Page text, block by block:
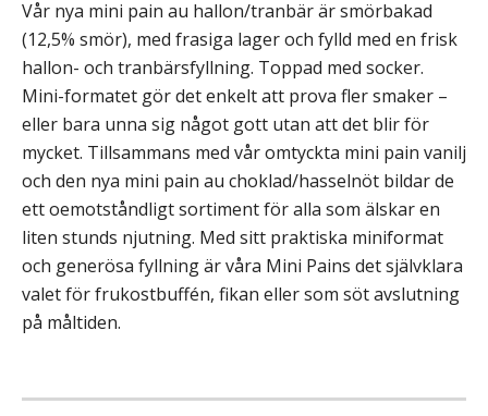
Vår nya mini pain au hallon/tranbär är smörbakad
(12,5% smör), med frasiga lager och fylld med en frisk
hallon- och tranbärsfyllning. Toppad med socker.
Mini-formatet gör det enkelt att prova fler smaker –
eller bara unna sig något gott utan att det blir för
mycket. Tillsammans med vår omtyckta mini pain vanilj
och den nya mini pain au choklad/hasselnöt bildar de
ett oemotståndligt sortiment för alla som älskar en
liten stunds njutning. Med sitt praktiska miniformat
och generösa fyllning är våra Mini Pains det självklara
valet för frukostbuffén, fikan eller som söt avslutning
på måltiden.